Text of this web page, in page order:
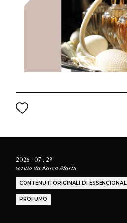
2026 . 07 . 29
scritto daKaren Marin
CONTENUTI ORIGINALI DI ESSENCIONAL
PROFUMO